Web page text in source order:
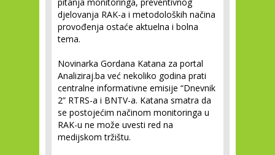
djelovanja RAK-a i metodoloških načina
provođenja ostaće aktuelna i bolna
tema.
Novinarka Gordana Katana za portal
Analiziraj.ba već nekoliko godina prati
centralne informativne emisije “Dnevnik
2” RTRS-a i BNTV-a. Katana smatra da
se postojećim načinom monitoringa u
RAK-u ne može uvesti red na
medijskom tržištu.